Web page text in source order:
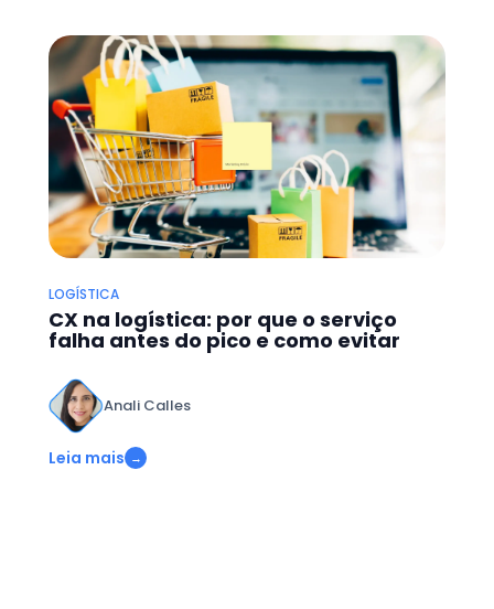
LOGÍSTICA
CX na logística: por que o serviço
falha antes do pico e como evitar
Anali Calles
Leia mais →